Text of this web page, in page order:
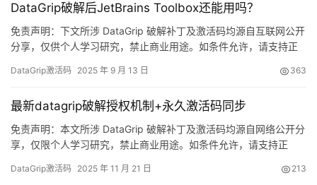
授权期限直接飙到20…
DataGrip破解后JetBrains Toolbox还能用吗？
免责声明：下文所涉 DataGrip 破解补丁及激活码均源自互联网公开
分享，仅供个人学习研究，禁止商业用途。如条件允许，请支持正
https://panghu.hicxy.com/shop/?id=18 DataGrip 是 JetBrains 出
DataGrip激活码 2025 年 9 月 13 日 363
最新datagrip破解授权机制+永久激活码同步
免责声明：本文所涉 DataGrip 破解补丁及激活码均源自网络公开分
享，仅限个人学习研究，禁止商业用途。如条件允许，请支持正
id=18 DataGrip 是 JetBrains 出品的一款跨平台数据库 IDE，支持
DataGrip激活码 2025 年 11 月 21 日 213